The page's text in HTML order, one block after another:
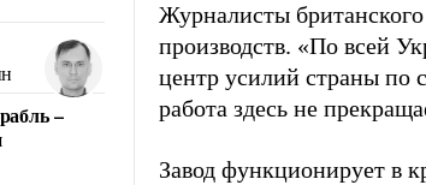
под
на себя
и
–
Журналисты
производств. «По всей
центр усилий страны по
работа здесь не
Завод функционирует в